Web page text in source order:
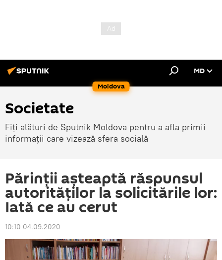
Moldova
MD
Societate
Fiți alături de Sputnik Moldova pentru a afla primii
informații care vizează sfera socială
Părinții așteaptă răspunsul
autorităților la solicitările lor:
Iată ce au cerut
10:10 04.09.2020